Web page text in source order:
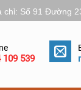
chỉ: Số 91 Đường
109 539